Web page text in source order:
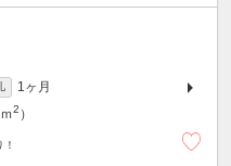
1ヶ月
2 ）